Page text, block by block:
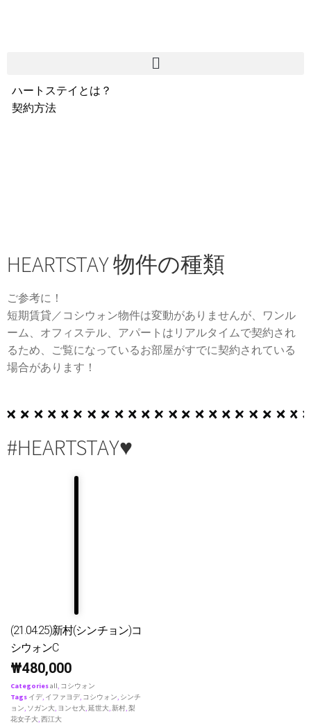
ハートステイとは？
契約方法
HEARTSTAY 物件の種類
ご参考に！
短期賃貸／コシウォン物件は変動がありませんが、ワンル
ーム、オフィステル、アパートはリアルタイムで契約され
るため、ご覧になっているお部屋がすでに契約されている
場合があります！
#HEARTSTAY♥
(21.04.25)新村(シンチョン)コ
シウォンC
₩480,000
Categoriesall, コシウォン
Tags イデ, イファヨデ, コシウォン, シンチ
ョン, ソガン大, ヨンセ大,延世大,新村,梨
花女子大,西江大